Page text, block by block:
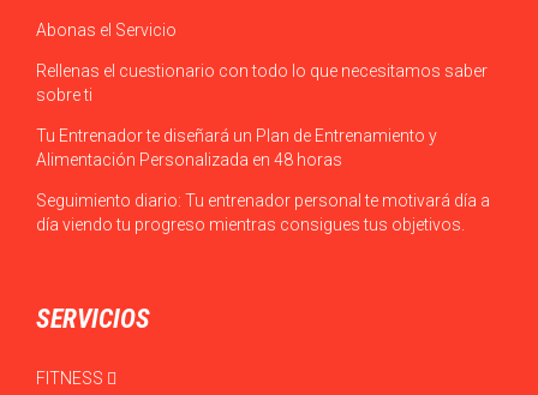
Abonas el Servicio
Rellenas el cuestionario con todo lo que necesitamos saber
sobre ti
Tu Entrenador te diseñará un Plan de Entrenamiento y
Alimentación Personalizada en 48 horas
Seguimiento diario: Tu entrenador personal te motivará día a
día viendo tu progreso mientras consigues tus objetivos.
SERVICIOS
FITNESS